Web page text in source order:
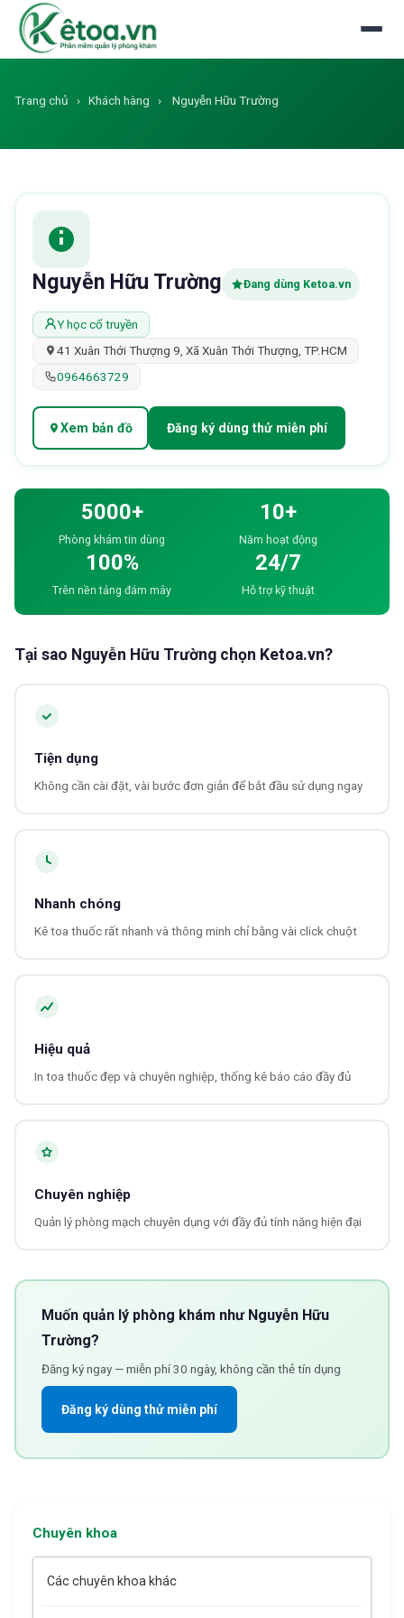
Trang chủ › Khách hàng › Nguyễn Hữu Trường
Nguyễn Hữu Trường Đang dùng Ketoa.vn
Y học cổ truyền
41 Xuân Thới Thượng 9, Xã Xuân Thới Thượng, TP.HCM
0964663729
Xem bản đồ Đăng ký dùng thử miễn phí
5000+
Phòng khám tin dùng
10+
Năm hoạt động
100%
Trên nền tảng đám mây
24/7
Hỗ trợ kỹ thuật
Tại sao Nguyễn Hữu Trường chọn Ketoa.vn?
Tiện dụng
Không cần cài đặt, vài bước đơn giản để bắt đầu sử dụng ngay
Nhanh chóng
Kê toa thuốc rất nhanh và thông minh chỉ bằng vài click chuột
Hiệu quả
In toa thuốc đẹp và chuyên nghiệp, thống kê báo cáo đầy đủ
Chuyên nghiệp
Quản lý phòng mạch chuyên dụng với đầy đủ tính năng hiện đại
Muốn quản lý phòng khám như Nguyễn Hữu
Trường?
Đăng ký ngay — miễn phí 30 ngày, không cần thẻ tín dụng
Đăng ký dùng thử miễn phí
Chuyên khoa
Các chuyên khoa khác